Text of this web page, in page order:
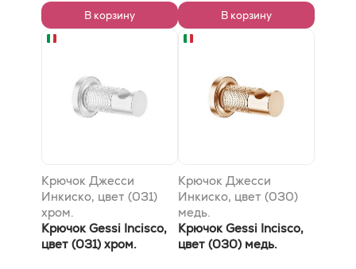
В корзину В корзину
Крючок Джесси
Инкиско, цвет (031)
хром.
Крючок Gessi Incisco,
цвет (031) хром.
Крючок Джесси
Инкиско, цвет (030)
медь.
Крючок Gessi Incisco,
цвет (030) медь.